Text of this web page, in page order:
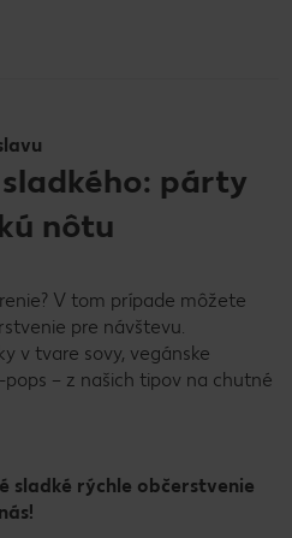
párty
nôtu
V tom prípade môžete
pre návštevu.
v tvare sovy, vegánske
– z našich tipov na chutné
sladké rýchle občerstvenie